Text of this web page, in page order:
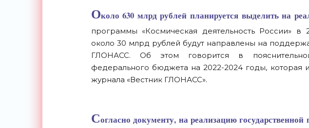
Около 630 млрд рублей планируется выделить на
программы «Космическая деятельность России» в
около 30 млрд рублей будут направлены на
ГЛОНАСС. Об этом говорится в
федерального бюджета на 2022-2024 годы, которая
журнала «Вестник ГЛОНАСС».
Согласно документу, на реализацию